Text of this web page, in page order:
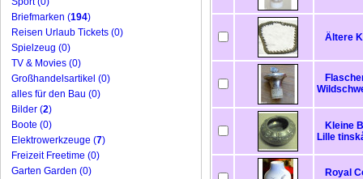
Briefmarken (194)
Reisen Urlaub Tickets (0)
Spielzeug (0)
TV & Movies (0)
Großhandelsartikel (0)
alles für den Bau (0)
Bilder (2)
Boote (0)
Elektrowerkzeuge (7)
Freizeit Freetime (0)
Garten Garden (0)
Ältere
Kleine
Lille
Royal